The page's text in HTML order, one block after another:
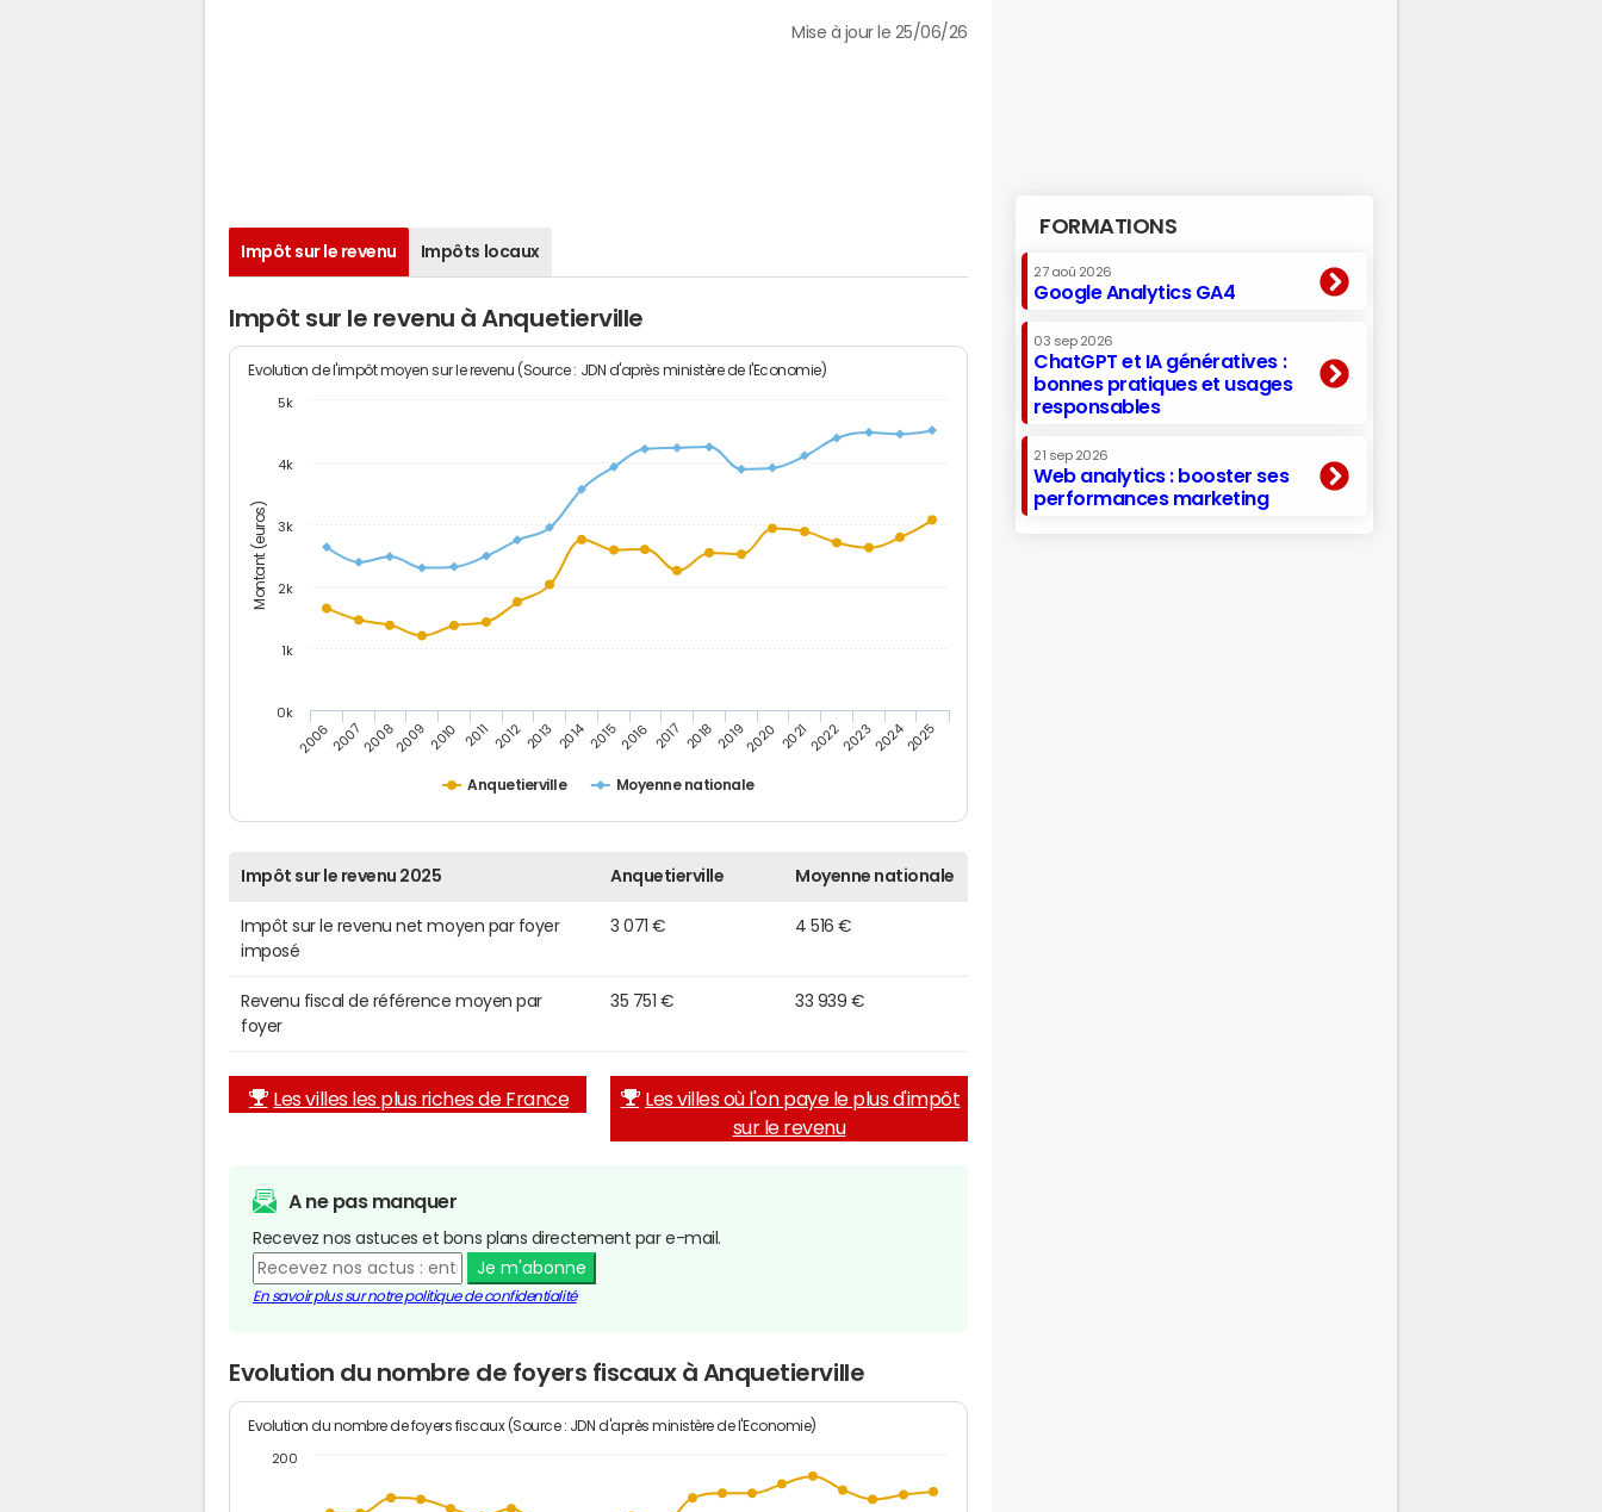
Mise à jour le 25/06/26
Impôt sur le revenu Impôts locaux
Impôt sur le revenu à Anquetierville
Montant (euros)
Evolution de l'impôt moyen sur le revenu (Source : JDN d'après ministère de l'Economie)
Anquetierville Moyenne nationale
20062007200820092010 2011 20122013 201420152016 2017 201820192020 20212022202320242025
0k
1k
2k
3k
4k
5k
Impôt sur le revenu 2025 Anquetierville Moyenne nationale
Impôt sur le revenu net moyen par foyer
imposé
3 071 € 4 516 €
Revenu fiscal de référence moyen par
foyer
35 751 € 33 939 €
Les villes les plus riches de France
Les villes où l'on paye le plus d'impôt
sur le revenu
A ne pas manquer
Recevez nos astuces et bons plans directement par e-mail.
Je m'abonne
En savoir plus sur notre politique de confidentialité
Evolution du nombre de foyers fiscaux à Anquetierville
Evolution du nombre de foyers fiscaux (Source : JDN d'après ministère de l'Economie)
200
FORMATIONS
27 aoû 2026
Google Analytics GA4
03 sep 2026
ChatGPT et IA génératives :
bonnes pratiques et usages
responsables
21 sep 2026
Web analytics : booster ses
performances marketing